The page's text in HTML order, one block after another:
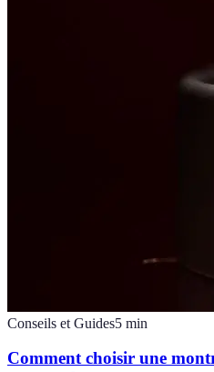
Conseils et Guides5 min
Comment choisir une